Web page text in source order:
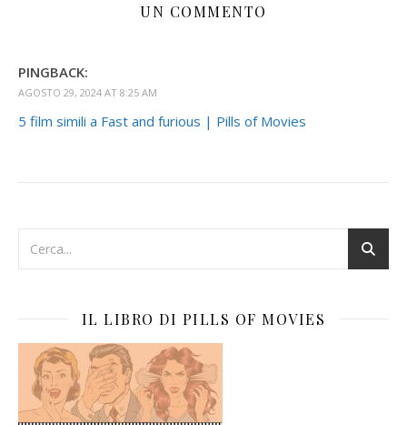
UN COMMENTO
PINGBACK:
AGOSTO 29, 2024 AT 8:25 AM
5 film simili a Fast and furious | Pills of Movies
IL LIBRO DI PILLS OF MOVIES